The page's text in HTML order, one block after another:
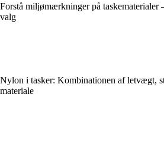
Forstå miljømærkninger på taskematerialer
valg
Nylon i tasker: Kombinationen af letvægt,
materiale